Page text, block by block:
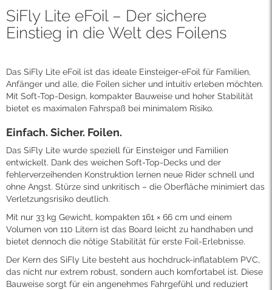
SiFly Lite eFoil – Der sichere
Einstieg in die Welt des Foilens
Das SiFly Lite eFoil ist das ideale Einsteiger-eFoil für Familien,
Anfänger und alle, die Foilen sicher und intuitiv erleben möchten.
Mit Soft-Top-Design, kompakter Bauweise und hoher Stabilität
bietet es maximalen Fahrspaß bei minimalem Risiko.
Einfach. Sicher. Foilen.
Das SiFly Lite wurde speziell für Einsteiger und Familien
entwickelt. Dank des weichen Soft-Top-Decks und der
fehlerverzeihenden Konstruktion lernen neue Rider schnell und
ohne Angst. Stürze sind unkritisch – die Oberfläche minimiert das
Verletzungsrisiko deutlich.
Mit nur 33 kg Gewicht, kompakten 161 × 66 cm und einem
Volumen von 110 Litern ist das Board leicht zu handhaben und
bietet dennoch die nötige Stabilität für erste Foil-Erlebnisse.
Der Kern des SiFly Lite besteht aus hochdruck-inflatablem PVC,
das nicht nur extrem robust, sondern auch komfortabel ist. Diese
Bauweise sorgt für ein angenehmes Fahrgefühl und reduziert